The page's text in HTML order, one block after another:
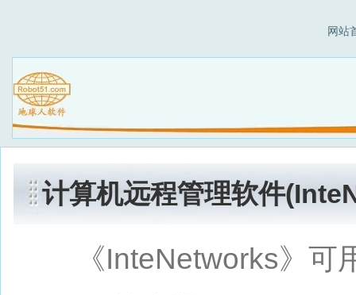
网站
计算机远程管理软件
《InteNetworks》可